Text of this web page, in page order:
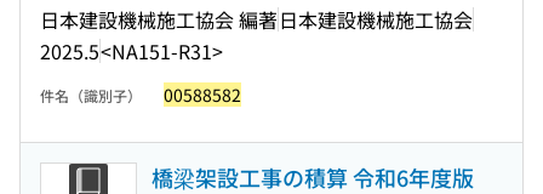
日本建設機械施工協会 編著日本建設機械施工協会
2025.5<NA151-R31>
件名（識別子） 00588582
橋梁架設工事の積算 令和6年度版